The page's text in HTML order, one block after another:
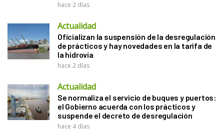
hace 2 días
Actualidad
Oficializan la suspensión de la desregulación
de prácticos y hay novedades en la tarifa de
la hidrovía
hace 2 días
Actualidad
Se normaliza el servicio de buques y puertos:
el Gobierno acuerda con los prácticos y
suspende el decreto de desregulación
hace 4 días